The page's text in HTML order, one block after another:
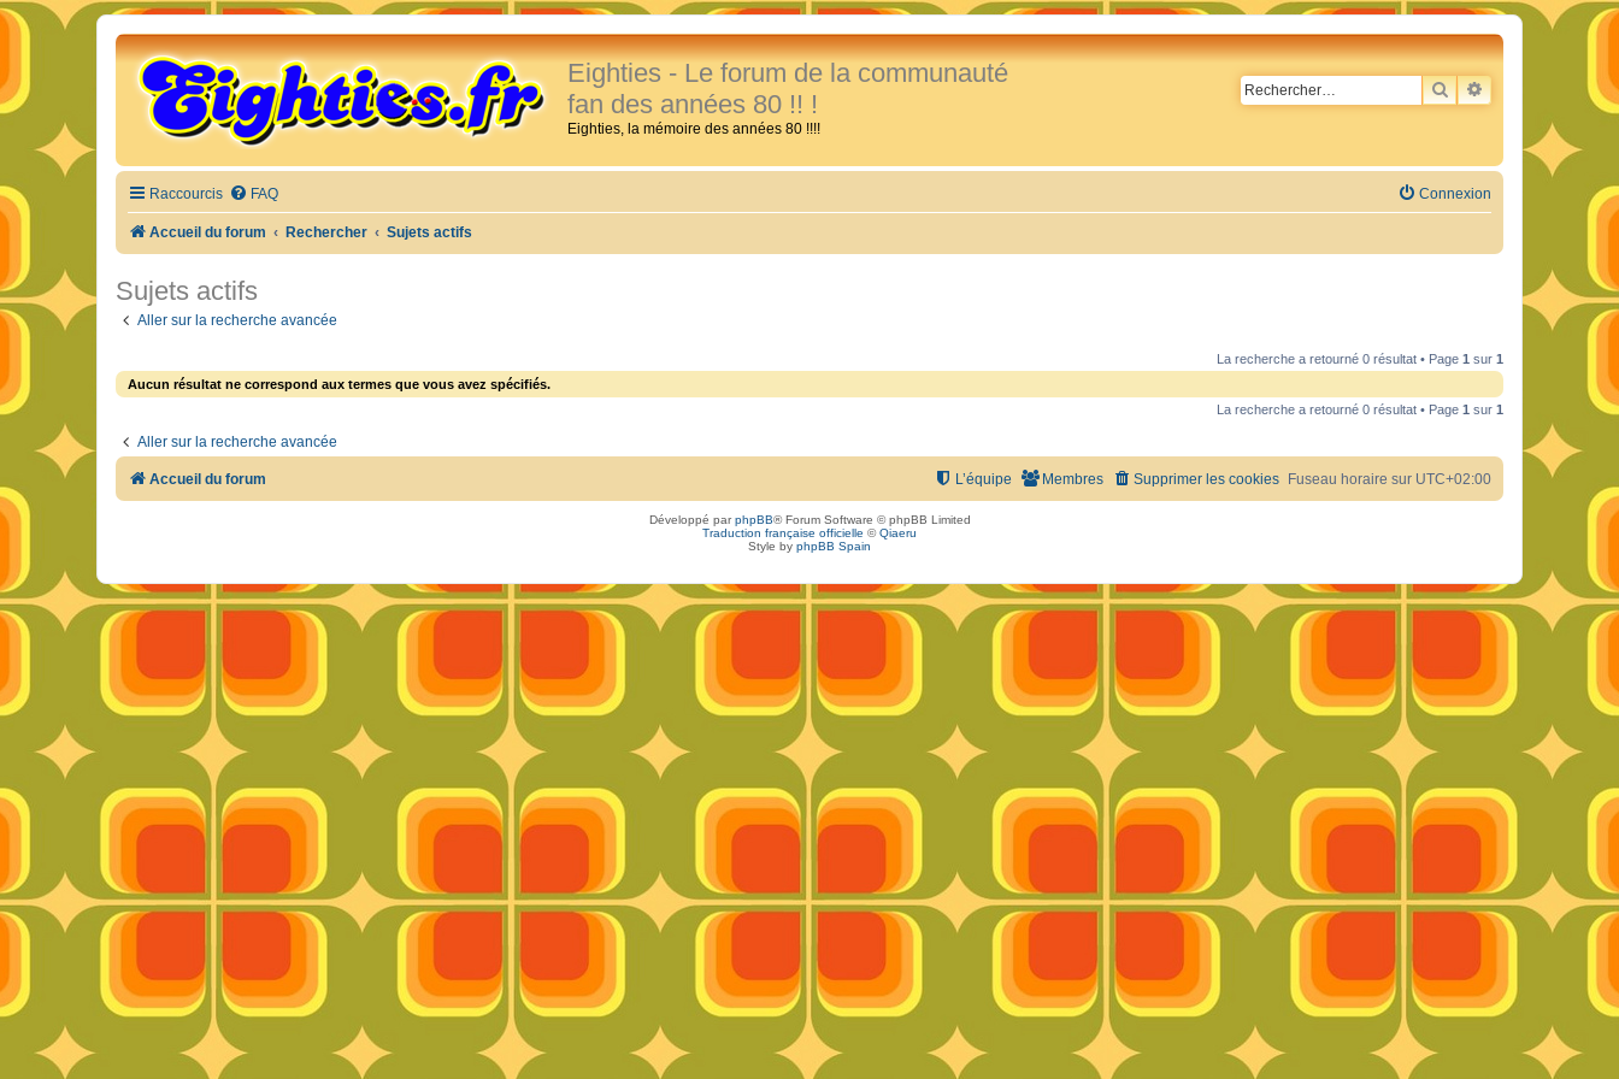
Eighties - Le forum de la communauté
fan des années 80 !! !
Eighties, la mémoire des années 80 !!!!
RECHERCHER
RECHERCHE
Raccourcis FAQ Connexion
Accueil du forum Rechercher Sujets actifs
Sujets actifs
Aller sur la recherche avancée
La recherche a retourné 0 résultat • Page 1 sur 1
Aucun résultat ne correspond aux termes que vous avez spécifiés.
La recherche a retourné 0 résultat • Page 1 sur 1
Aller sur la recherche avancée
Accueil du forum Fuseau horaire sur UTC+02:00
Supprimer les cookies
Membres
L’équipe
Développé parphpBB® Forum Software © phpBB Limited
Traduction française officielle ©Qiaeru
Style by phpBB Spain